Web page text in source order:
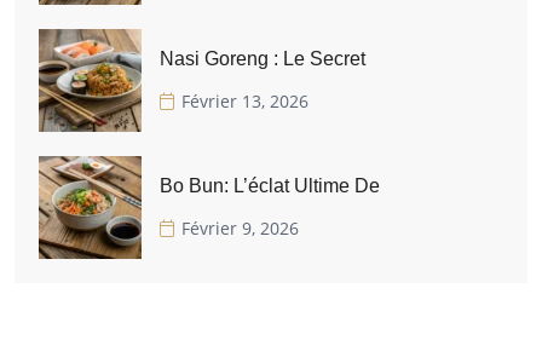
Nasi Goreng : Le Secret
Février 13, 2026
Bo Bun: L’éclat Ultime De
Février 9, 2026